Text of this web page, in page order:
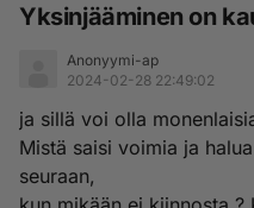
Yksinjääminen on
Anonyymi-ap
2024-02-28 22:49:02
ja sillä voi olla
Mistä saisi voimia ja
seuraan,